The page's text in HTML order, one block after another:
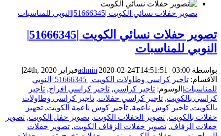
تصوير حفلات نسائي الكويت |51666345|النوبي للمناسبات
تصوير حفلات نسائي الكويت |51666345|
النوبي للمناسبات
بواسطة admin|2020-02-24T14:51:51+03:00 فبراير 24th, 2020
|
الأقسام:
تاجير كراسي وطاولات الكويت | 51666345 |النوبي
للمناسبات| الوسوم: تاجير كراسي, تاجير كراسي افراح, تاجير
كراسي بالكويت, تاجير كراسي حفلات, تاجير كراسي وطاولات
بالكويت, تاجير كوش ناعمة, تاجير كوش ناعمة الكويت, تجهيز
حفلات بالكويت, تصوير الحفلات الكويت, تصوير حفل الكويت, تصوير
حفلات الزفاف, تصوير حفلات الزفاف الكويت, تصوير حفلات